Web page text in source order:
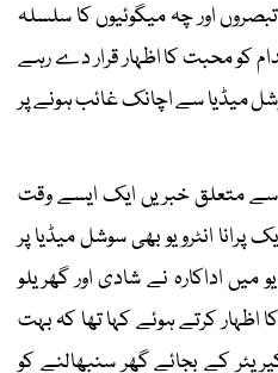
اور چہ میگوئیوں کا سلسلہ
کو محبت کا اظہار قرار دے رہے
میڈیا سے اچانک غائب ہونے پر
سے متعلق خبریں ایک ایسے وقت
انٹرویو بھی سوشل میڈیا پر
میں اداکارہ نے شادی اور گھریلو
کرتے ہوئے کہا تھا کہ بہت
کے بجائے گھر سنبھالنے کو